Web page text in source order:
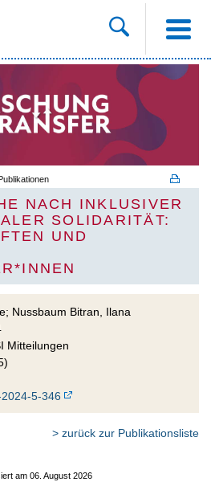
NACH INKLUSIVER
SOLIDARITÄT:
UND
Nussbaum Bitran, Ilana
Mitteilungen
5-346
> zurück zur Publikationsliste
am 06. August 2026